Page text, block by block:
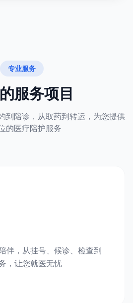
专业服务
服务项目
到陪诊，从取药到转运，为您提供
的医疗陪护服务
伴，从挂号、候诊、检查到
，让您就医无忧